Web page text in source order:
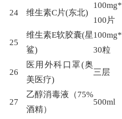
24 维生素C片(东北)
100mg*
100片
25
维生素E软胶囊(星
鲨)
100mg*
30粒
26
医用外科口罩(奥
美医疗)
三层
27
乙醇消毒液（75%
酒精）
500ml